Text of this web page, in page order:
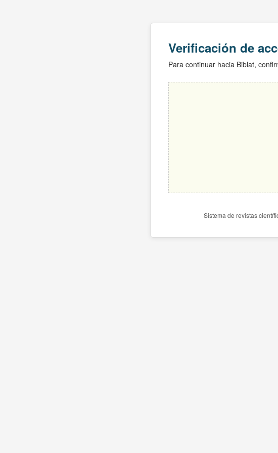
Verificación de
Para continuar hacia Biblat,
Sistema de revistas